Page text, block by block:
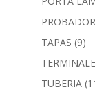
TAPAS (9)
TUBERIA